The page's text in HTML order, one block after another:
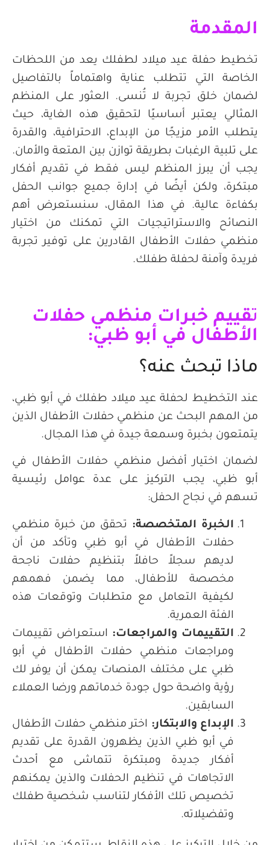
المقدمة
تخطيط حفلة عيد ميلاد لطفلك يعد من اللحظات
الخاصة التي تتطلب عناية واهتماماً بالتفاصيل
لضمان خلق تجربة لا تُنسى. العثور على المنظم
المثالي يعتبر أساسيًا لتحقيق هذه الغاية، حيث
يتطلب الأمر مزيجًا من الإبداع، الاحترافية، والقدرة
على تلبية الرغبات بطريقة توازن بين المتعة والأمان.
يجب أن يبرز المنظم ليس فقط في تقديم أفكار
مبتكرة، ولكن أيضًا في إدارة جميع جوانب الحفل
بكفاءة عالية. في هذا المقال، سنستعرض أهم
النصائح والاستراتيجيات التي تمكنك من اختيار
منظمي حفلات الأطفال القادرين على توفير تجربة
فريدة وآمنة لحفلة طفلك.
تقييم خبرات منظمي حفلات
الأطفال في أبو ظبي:
ماذا تبحث عنه؟
عند التخطيط لحفلة عيد ميلاد طفلك في أبو ظبي،
من المهم البحث عن منظمي حفلات الأطفال الذين
يتمتعون بخبرة وسمعة جيدة في هذا المجال.
لضمان اختيار أفضل منظمي حفلات الأطفال في
أبو ظبي، يجب التركيز على عدة عوامل رئيسية
تسهم في نجاح الحفل:
الخبرة المتخصصة: تحقق من خبرة منظمي
حفلات الأطفال في أبو ظبي وتأكد من أن
لديهم سجلاً حافلاً بتنظيم حفلات ناجحة
مخصصة للأطفال، مما يضمن فهمهم
لكيفية التعامل مع متطلبات وتوقعات هذه
الفئة العمرية.
التقييمات والمراجعات: استعراض تقييمات
ومراجعات منظمي حفلات الأطفال في أبو
ظبي على مختلف المنصات يمكن أن يوفر لك
رؤية واضحة حول جودة خدماتهم ورضا العملاء
السابقين.
الإبداع والابتكار: اختر منظمي حفلات الأطفال
في أبو ظبي الذين يظهرون القدرة على تقديم
أفكار جديدة ومبتكرة تتماشى مع أحدث
الاتجاهات في تنظيم الحفلات والذين يمكنهم
تخصيص تلك الأفكار لتناسب شخصية طفلك
وتفضيلاته.